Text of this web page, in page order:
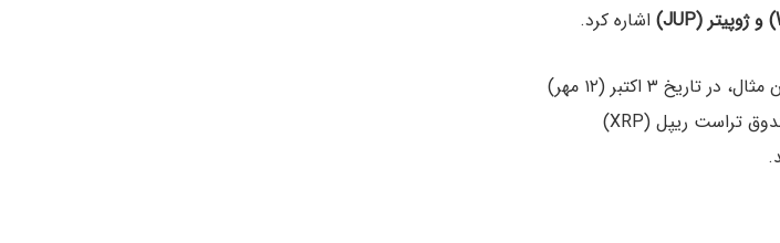
اشاره کرد.
؛ به عنوان مثال، در تاریخ ۳ اکتبر (۱۲ مهر)
صندوق سرمایه‌گذاری آوه (Aave) را معرفی کرد، در تاریخ ۱۲ سپتامبر (۲۲ شهریور) صندوق تراست ریپل (XRP)